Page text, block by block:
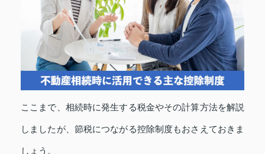
ここまで、相続時に発生する税金やその計算方法を解説
しましたが、節税につながる控除制度もおさえておきま
しょう。